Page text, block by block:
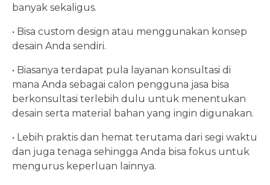
banyak sekaligus.
• Bisa custom design atau menggunakan konsep
desain Anda sendiri.
• Biasanya terdapat pula layanan konsultasi di
mana Anda sebagai calon pengguna jasa bisa
berkonsultasi terlebih dulu untuk menentukan
desain serta material bahan yang ingin digunakan.
• Lebih praktis dan hemat terutama dari segi waktu
dan juga tenaga sehingga Anda bisa fokus untuk
mengurus keperluan lainnya.